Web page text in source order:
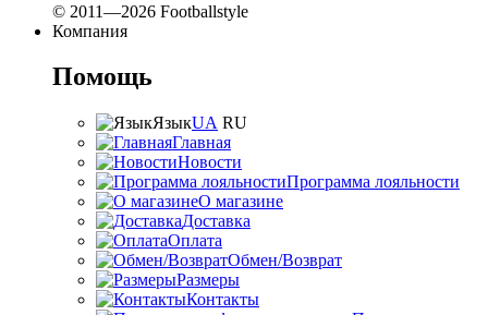
© 2011—2026 Footballstyle
Компания
Помощь
ЯзыкUA RU
Главная
Новости
Программа лояльности
О магазине
Доставка
Оплата
Обмен/Возврат
Размеры
Контакты